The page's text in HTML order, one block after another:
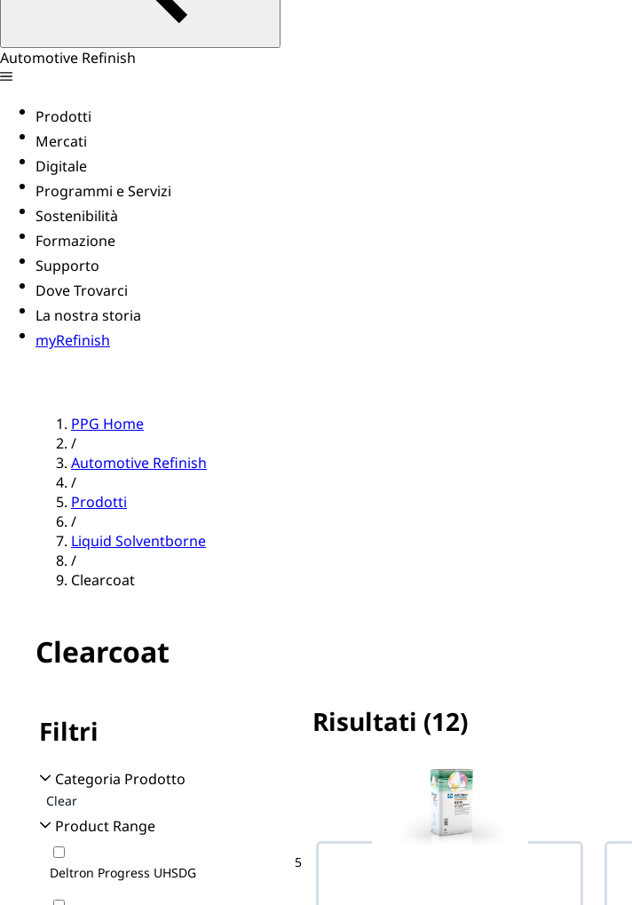
Automotive Refinish
Prodotti
Mercati
Digitale
Programmi e Servizi
Sostenibilità
Formazione
Supporto
Dove Trovarci
La nostra storia
myRefinish
PPG Home
/
Automotive Refinish
/
Prodotti
/
Liquid Solventborne
/
Clearcoat
Clearcoat
Filtri
Categoria Prodotto
Clear
Product Range
Deltron Progress UHSDG
5
Risultati (12)
Nessun filtro selezionato